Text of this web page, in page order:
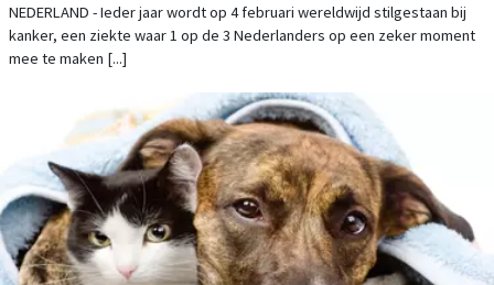
NEDERLAND - Ieder jaar wordt op 4 februari wereldwijd stilgestaan bij
kanker, een ziekte waar 1 op de 3 Nederlanders op een zeker moment
mee te maken [...]